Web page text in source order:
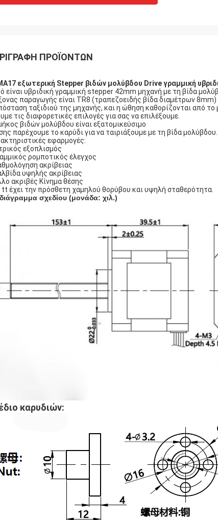
ΠΡΟΪΌΝΤΩΝ
εξωτερική Stepper βιδών μολύβδου Drive γραμμική
είναι υβριδική γραμμική stepper 42mm μηχανή με τη βίδα
παραγωγής είναι TR8 (τραπεζοειδής βίδα διαμέτρων 8mm)
ταξιδιού της μηχανής, και η ώθηση καθορίζονται από το
τις διαφορετικές επιλογές για σας να επιλέξουμε.
βιδών μολύβδου είναι εξατομικεύσιμο
παρέχουμε το καρύδι για να ταιριάξουμε με τη βίδα
εφαρμογές:
εξοπλισμός
ρομποτικός έλεγχος
ακρίβειας
υψηλής ακρίβειας
ακριβές Κίνημα θέσης
tt έχει την πρόσθετη χαμηλού θορύβου και υψηλή σταθερότητα.
σχεδίου (μονάδα: χιλ.)
καρυδιών: